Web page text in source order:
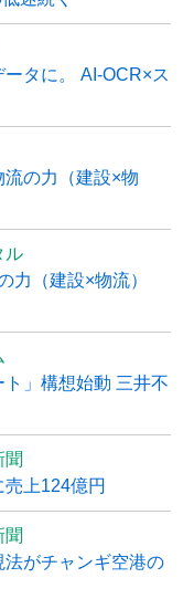
タに。 AI-OCR×ス
流の力（建設×物
ル
力（建設×物流）
」構想始動 三井不
聞
上124億円
聞
がチャンギ空港の